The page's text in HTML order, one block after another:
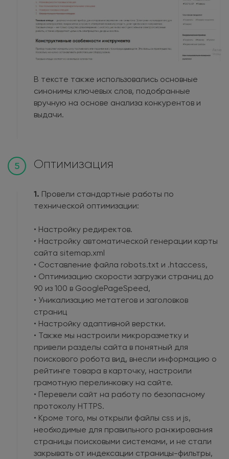
В тексте также использовались основные
синонимы ключевых слов, подобранные
вручную на основе анализа конкурентов и
выдачи.
5 Оптимизация
1. Провели стандартные работы по
технической оптимизации:
• Настройку редиректов.
• Настройку автоматической генерации карты
сайта sitemap.xml
• Составление файла robots.txt и .htaccess,
• Оптимизацию скорости загрузки страниц до
90 из 100 в GooglePageSpeed,
• Уникализацию метатегов и заголовков
страниц
• Настройку адаптивной верстки.
• Также мы настроили микроразметку и
привели разделы сайта в понятный для
поискового робота вид, внесли информацию о
рейтинге товара в карточку, настроили
грамотную перелинковку на сайте.
• Перевели сайт на работу по безопасному
протоколу HTTPS.
• Кроме того, мы открыли файлы css и js,
необходимые для правильного ранжирования
страницы поисковыми системами, и не стали
закрывать от индексации страницы-фильтры,